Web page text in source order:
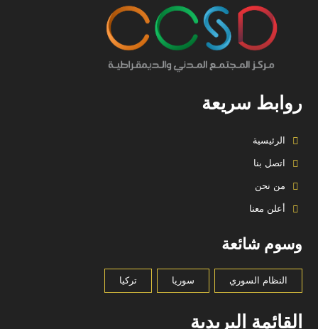
روابط سريعة
الرئيسية
اتصل بنا
من نحن
أعلن معنا
وسوم شائعة
النظام السوري سوريا تركيا
القائمة البريدية